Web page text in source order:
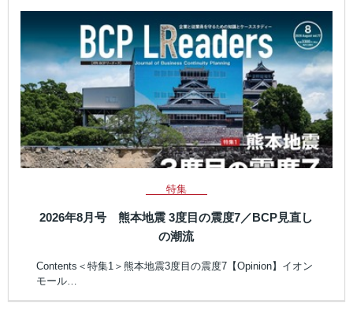
特集
2026年8月号 熊本地震 3度目の震度7／BCP見直し
の潮流
Contents＜特集1＞熊本地震3度目の震度7【Opinion】イオン
モール…